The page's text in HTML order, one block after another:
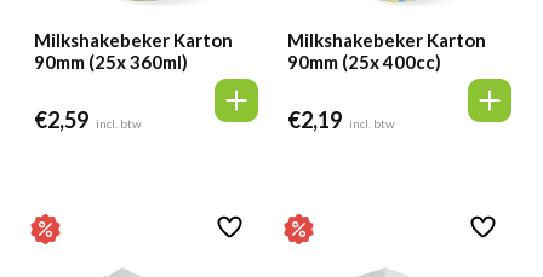
Milkshakebeker Karton
90mm (25x 360ml)
€2,59 incl. btw
Milkshakebeker Karton
90mm (25x 400cc)
€2,19 incl. btw